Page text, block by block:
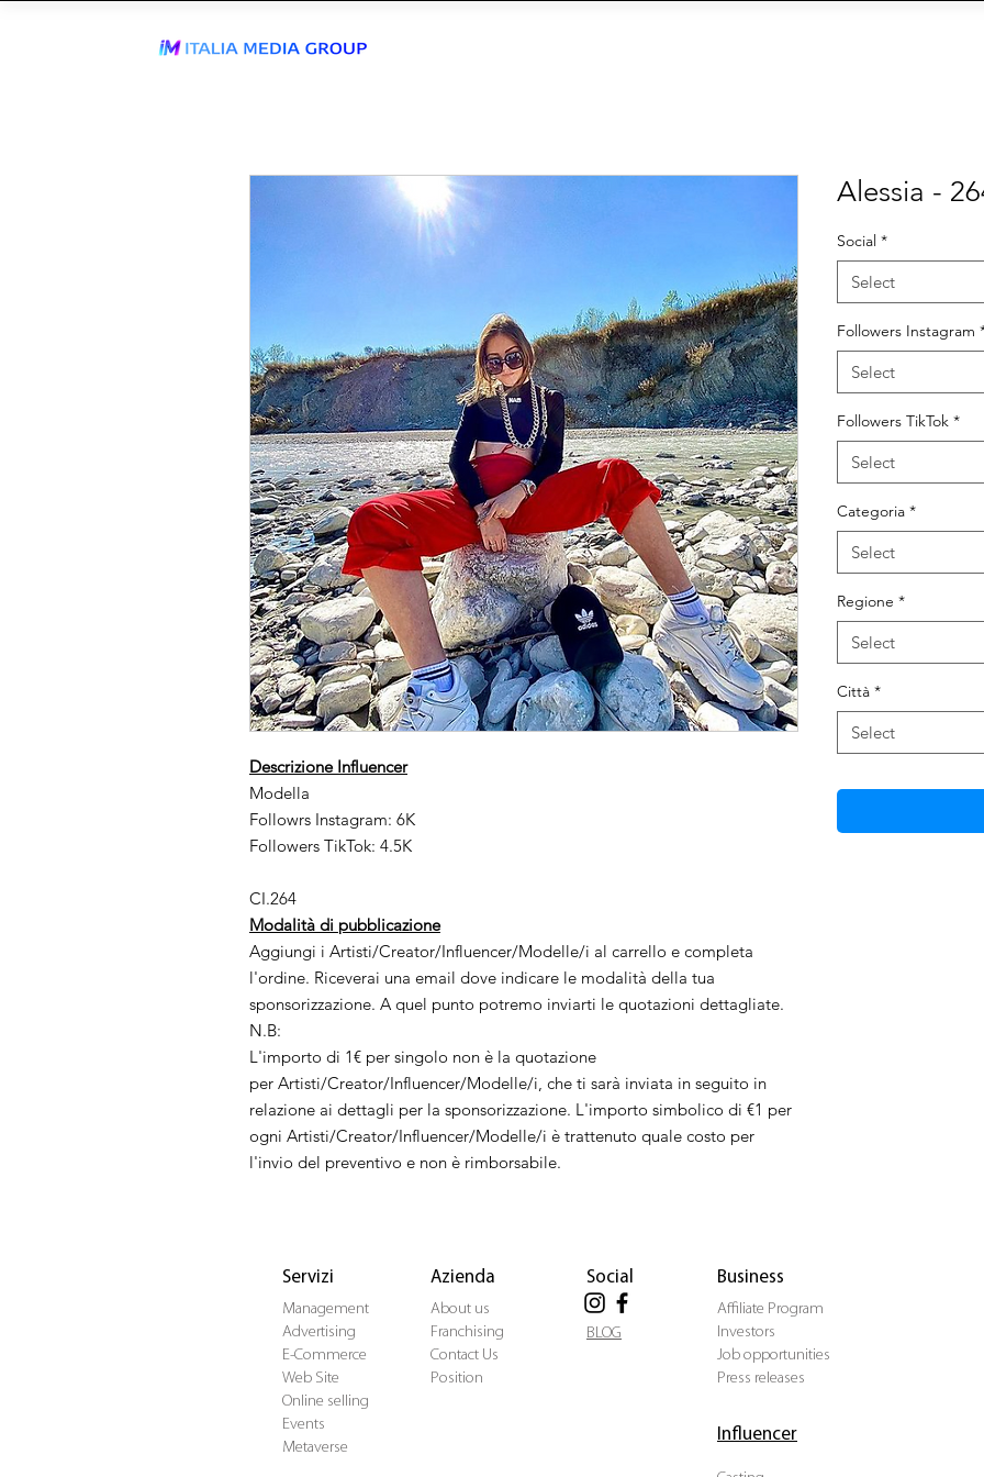
Descrizione Influencer
Modella
Followrs Instagram: 6K
Followers TikTok: 4.5K
CI.264
Modalità di pubblicazione
Aggiungi i Artisti/Creator/Influencer/Modelle/i al carrello e completa
l'ordine. Riceverai una email dove indicare le modalità della tua
sponsorizzazione. A quel punto potremo inviarti le quotazioni dettagliate.
N.B:
L'importo di 1€ per singolo non è la quotazione
per Artisti/Creator/Influencer/Modelle/i, che ti sarà inviata in seguito in
relazione ai dettagli per la sponsorizzazione. L'importo simbolico di €1 per
ogni Artisti/Creator/Influencer/Modelle/i è trattenuto quale costo per
l'invio del preventivo e non è rimborsabile.
Alessia -
Social *
Select
Followers Instagram
Select
Followers TikTok *
Select
Categoria *
Select
Regione *
Select
Città *
Select
Servizi
Management
Advertising
E-Commerce
Web Site
Online selling
Events
Metaverse
Azienda
About us
Franchising
Contact Us
Position
Social
BLOG
Business
Affiliate Program
Investors
Job opportunities
Press releases
Influencer